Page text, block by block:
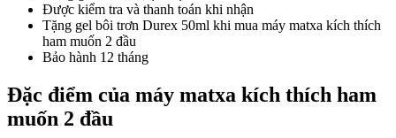
Được kiểm tra và thanh toán khi nhận
Tặng gel bôi trơn Durex 50ml khi mua máy matxa kích thích
ham muốn 2 đầu
Bảo hành 12 tháng
Đặc điểm của máy matxa kích thích ham
muốn 2 đầu